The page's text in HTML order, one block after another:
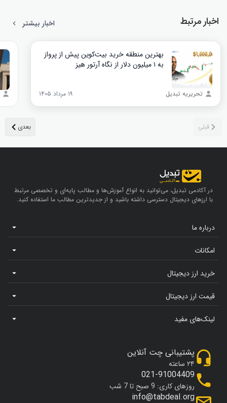
اخبار مرتبط اخبار بیشتر
بهترین منطقه خرید بیت‌کوین پیش از پرواز
به ۱ میلیون دلار از نگاه آرتور هیز
تحریریه تبدیل ۱۹ مرداد ۱۴۰۵
در آکادمی تبدیل، می‌توانید به انواع آموزش‌ها و مطالب پایه‌ای و تخصصی مرتبط
با ارزهای دیجیتال دسترسی داشته باشید و از جدیدترین مطالب ما استفاده کنید.
درباره ما
امکانات
خرید ارز دیجیتال
قیمت ارز دیجیتال
لینک‌های مفید
پشتیبانی چت آنلاین
۲۴ ساعته
021-91004409
روزهای کاری: 9 صبح تا 7 شب
info@tabdeal.org